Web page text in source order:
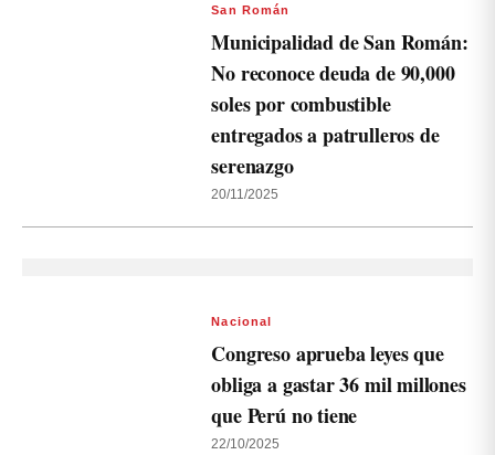
San Román
Municipalidad de San Román:
No reconoce deuda de 90,000
soles por combustible
entregados a patrulleros de
serenazgo
20/11/2025
Nacional
Congreso aprueba leyes que
obliga a gastar 36 mil millones
que Perú no tiene
22/10/2025